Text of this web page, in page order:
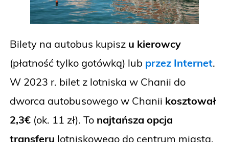
Bilety na autobus kupisz u kierowcy
(płatność tylko gotówką) lub przez Internet.
W 2023 r. bilet z lotniska w Chanii do
dworca autobusowego w Chanii kosztował
2,3€ (ok. 11 zł). To najtańsza opcja
transferu lotniskowego do centrum miasta,